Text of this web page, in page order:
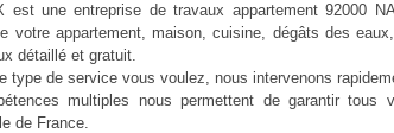
une entreprise de travaux appartement 92000
votre appartement, maison, cuisine, dégâts des
détaillé et gratuit.
de service vous voulez, nous intervenons
multiples nous permettent de garantir tous
de France.